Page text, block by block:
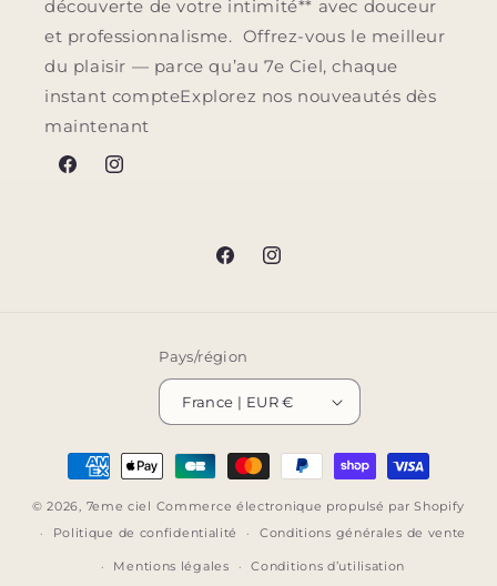
découverte de votre intimité** avec douceur
et professionnalisme. Offrez-vous le meilleur
du plaisir — parce qu’au 7e Ciel, chaque
instant compteExplorez nos nouveautés dès
maintenant
FacebookInstagram
FacebookInstagram
Pays/région
France | EUR €
Moyens
de
paiement
© 2026, 7eme ciel Commerce électronique propulsé par Shopify
Politique de confidentialité
Conditions générales de vente
Mentions légales Conditions d’utilisation